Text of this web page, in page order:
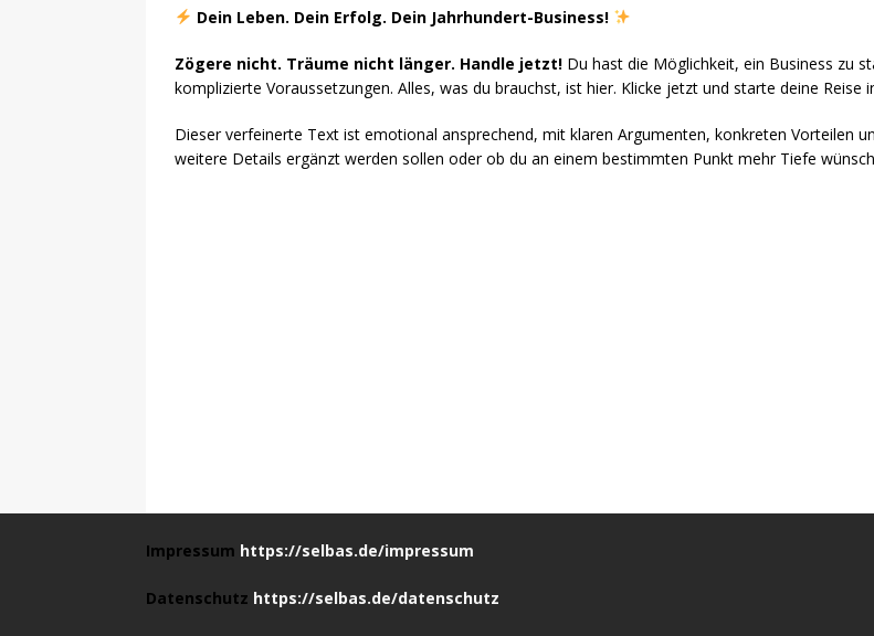
Dein Leben. Dein Erfolg. Dein Jahrhundert-Business!
Zögere nicht. Träume nicht länger. Handle jetzt! Du hast die Möglichkeit, ein Business zu
komplizierte Voraussetzungen. Alles, was du brauchst, ist hier. Klicke jetzt und starte deine Reise
Dieser verfeinerte Text ist emotional ansprechend, mit klaren Argumenten, konkreten Vorteilen
weitere Details ergänzt werden sollen oder ob du an einem bestimmten Punkt mehr Tiefe
Impressum https://selbas.de/impressum
Datenschutz https://selbas.de/datenschutz